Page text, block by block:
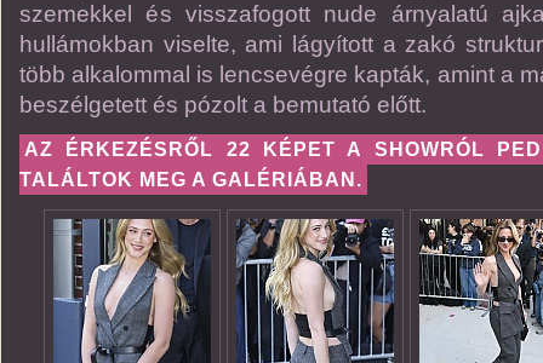
szemekkel és visszafogott nude árnyalatú
hullámokban viselte, ami lágyított a zakó
több alkalommal is lencsevégre kapták, amint a
beszélgetett és pózolt a bemutató előtt.
AZ ÉRKEZÉSRŐL 22 KÉPET A SHOWRÓL
TALÁLTOK MEG A GALÉRIÁBAN.